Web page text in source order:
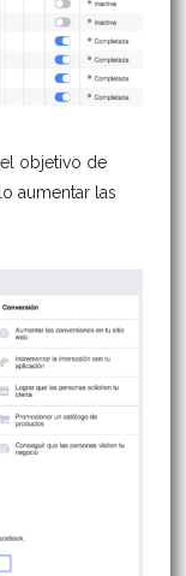
objetivo de
aumentar las